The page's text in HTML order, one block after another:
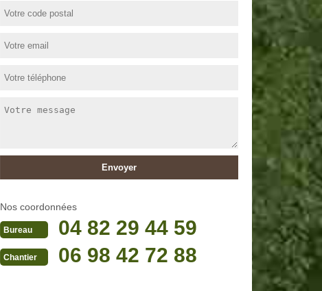
Nos coordonnées
Bureau 04 82 29 44 59
Chantier 06 98 42 72 88